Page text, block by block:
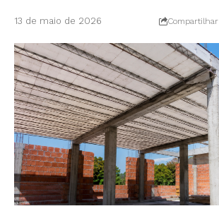
13 de maio de 2026 Compartilhar